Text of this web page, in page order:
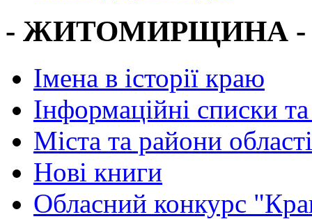
- ЖИТОМИРЩИНА -
Імена в історії краю
Інформаційні списки
Міста та райони області
Нові книги
Обласний конкурс